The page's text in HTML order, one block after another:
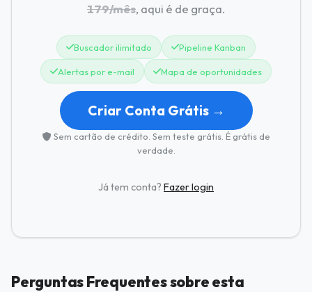
179/mês, aqui é de graça.
Buscador ilimitado Pipeline Kanban
Alertas por e-mail Mapa de oportunidades
Criar Conta Grátis →
Sem cartão de crédito. Sem teste grátis. É grátis de
verdade.
Já tem conta? Fazer login
Perguntas Frequentes sobre esta